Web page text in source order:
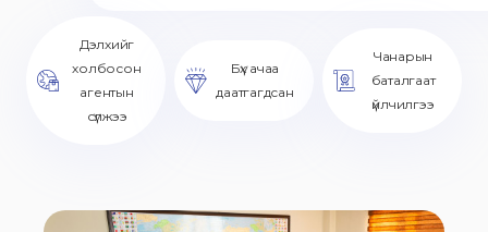
Дэлхийг
холбосон
агентын
сүлжээ
Бүх ачаа
даатгагдсан
Чанарын
баталгаат
үйлчилгээ